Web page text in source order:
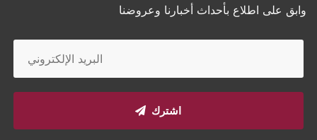
وابق على اطلاع بأحداث أخبارنا وعروضنا
اشترك